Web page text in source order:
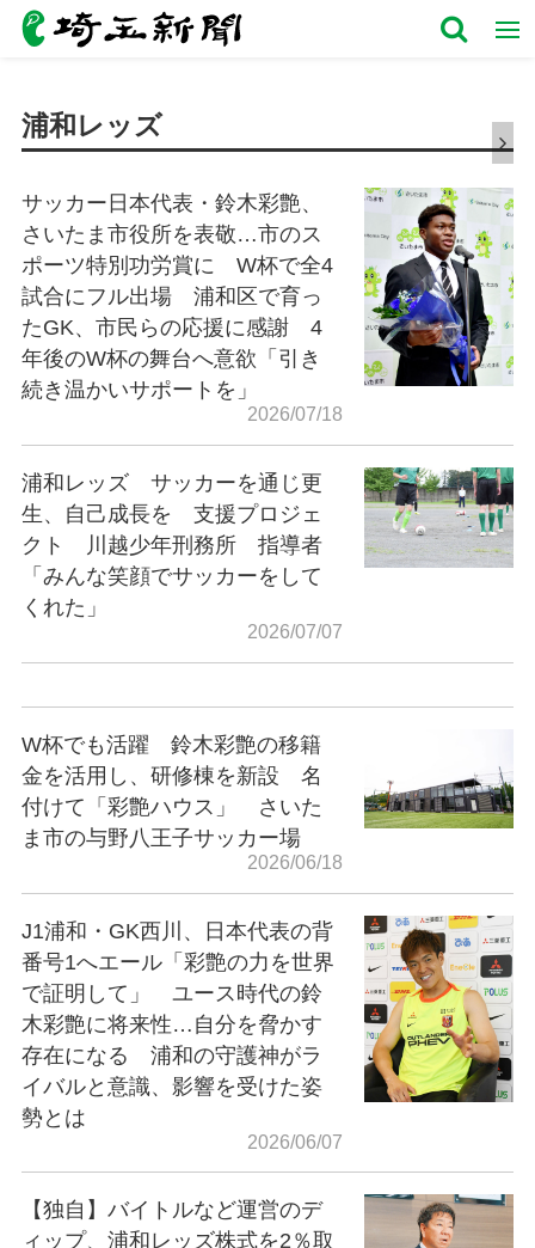
浦和レッズ
サッカー日本代表・鈴木彩艶、
さいたま市役所を表敬…市のス
ポーツ特別功労賞に W杯で全4
試合にフル出場 浦和区で育っ
たGK、市民らの応援に感謝 4
年後のW杯の舞台へ意欲「引き
続き温かいサポートを」
2026/07/18
浦和レッズ サッカーを通じ更
生、自己成長を 支援プロジェ
クト 川越少年刑務所 指導者
「みんな笑顔でサッカーをして
くれた」
2026/07/07
W杯でも活躍 鈴木彩艶の移籍
金を活用し、研修棟を新設 名
付けて「彩艶ハウス」 さいた
ま市の与野八王子サッカー場
2026/06/18
J1浦和・GK西川、日本代表の背
番号1へエール「彩艶の力を世界
で証明して」 ユース時代の鈴
木彩艶に将来性…自分を脅かす
存在になる 浦和の守護神がラ
イバルと意識、影響を受けた姿
勢とは
2026/06/07
【独自】バイトルなど運営のデ
ィップ、浦和レッズ株式を2％取